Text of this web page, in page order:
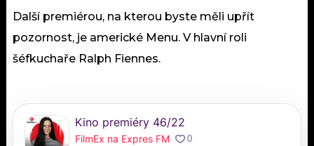
Další premiérou, na kterou byste měli upřít
pozornost, je americké Menu. V hlavní roli
šéfkuchaře Ralph Fiennes.